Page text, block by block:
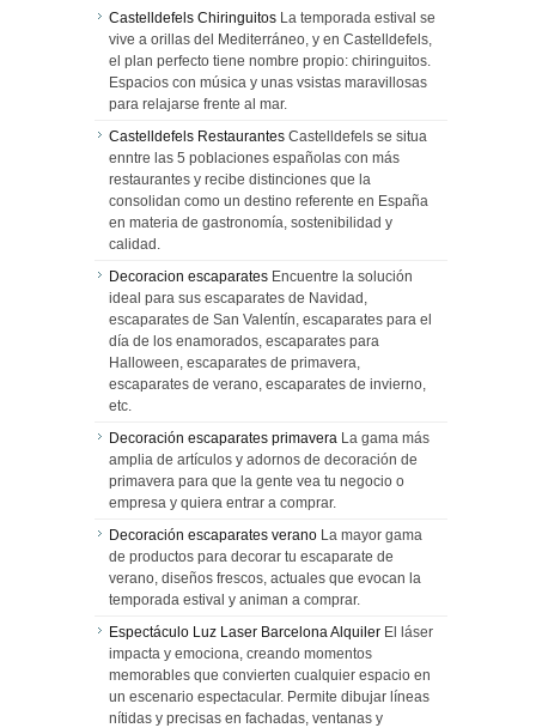
Castelldefels Chiringuitos La temporada estival se
vive a orillas del Mediterráneo, y en Castelldefels,
el plan perfecto tiene nombre propio: chiringuitos.
Espacios con música y unas vsistas maravillosas
para relajarse frente al mar.
Castelldefels Restaurantes Castelldefels se situa
enntre las 5 poblaciones españolas con más
restaurantes y recibe distinciones que la
consolidan como un destino referente en España
en materia de gastronomía, sostenibilidad y
calidad.
Decoracion escaparates Encuentre la solución
ideal para sus escaparates de Navidad,
escaparates de San Valentín, escaparates para el
día de los enamorados, escaparates para
Halloween, escaparates de primavera,
escaparates de verano, escaparates de invierno,
etc.
Decoración escaparates primavera La gama más
amplia de artículos y adornos de decoración de
primavera para que la gente vea tu negocio o
empresa y quiera entrar a comprar.
Decoración escaparates verano La mayor gama
de productos para decorar tu escaparate de
verano, diseños frescos, actuales que evocan la
temporada estival y animan a comprar.
Espectáculo Luz Laser Barcelona Alquiler El láser
impacta y emociona, creando momentos
memorables que convierten cualquier espacio en
un escenario espectacular. Permite dibujar líneas
nítidas y precisas en fachadas, ventanas y